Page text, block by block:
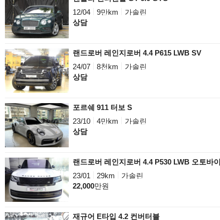
12/04
9만km
가솔린
상담
랜드로버 레인지로버 4.4 P615 LWB SV
24/07
8천km
가솔린
상담
포르쉐 911 터보 S
23/10
4만km
가솔린
상담
랜드로버 레인지로버 4.4 P530 LWB 오토바
23/01
29km
가솔린
22,000만원
재규어 E타입 4.2 컨버터블